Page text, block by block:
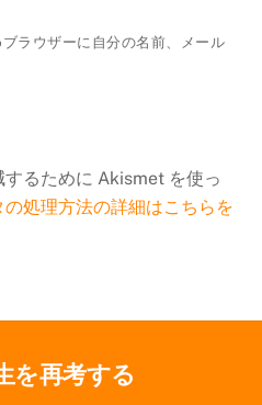
ラウザーに自分の名前、メール
るために Akismet を使っ
の処理方法の詳細はこちらを
を再考する